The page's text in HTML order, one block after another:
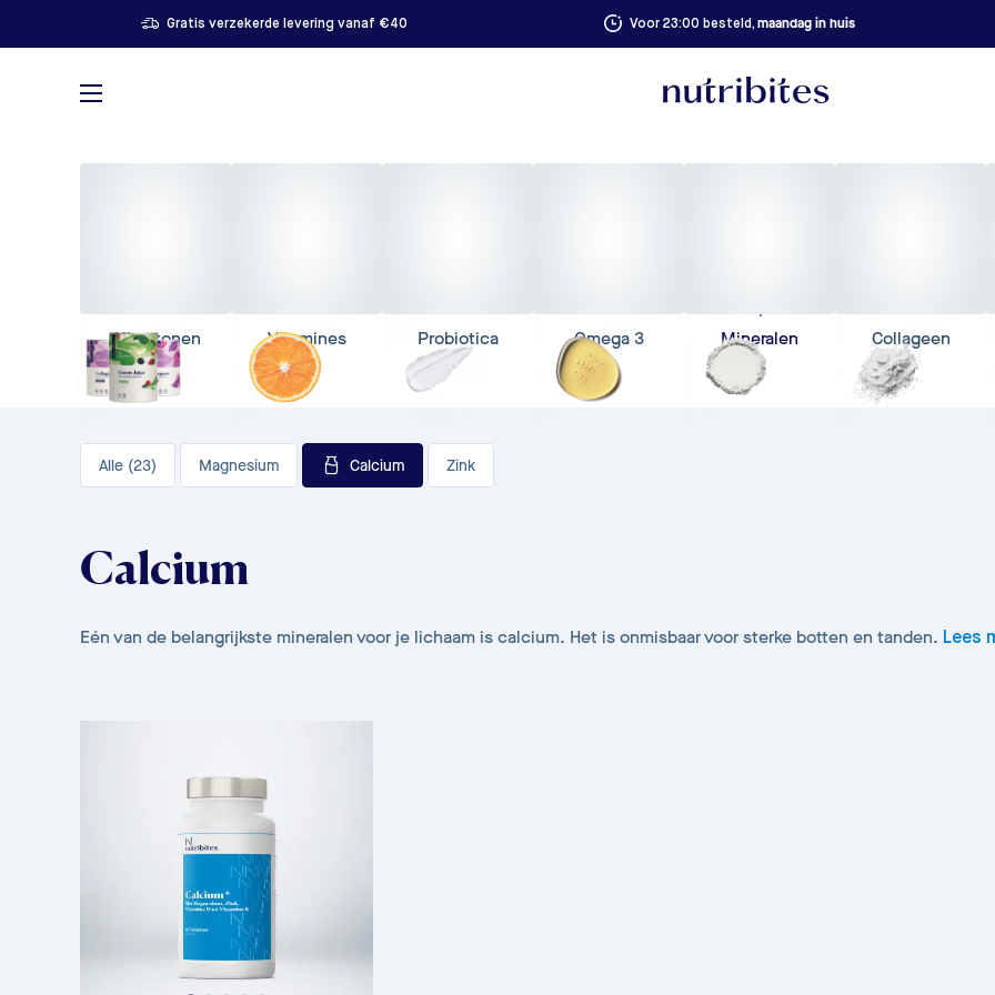
Gratis verzekerde levering vanaf €40 Voor 23:00 besteld, maandag in huis
Alles tonen Vitamines Probiotica Omega 3 Mineralen Collageen
Alle (23) Magnesium Calcium Zink
Calcium
Eén van de belangrijkste mineralen voor je lichaam is calcium. Het is onmisbaar voor sterke botten en tanden. Lees